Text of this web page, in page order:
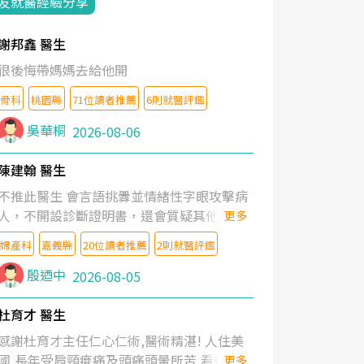
邦鑫 醫生
後悔帶媽媽去給他開
骨科 桃園縣 71位讀者推薦 6則就醫評鑑
吳華桐 2026-08-06
建翰 醫生
推此醫生 會言語挑釁並情緒性字眼攻擊病
，不開設診斷證明書，還會質疑其他醫生
判斷！
更多
婦產科 嘉義縣 20位讀者推薦 2則就醫評鑑
殷迺中 2026-08-05
育才 醫生
謝杜育才主任仁心仁術,醫術精湛! 人住美
更多